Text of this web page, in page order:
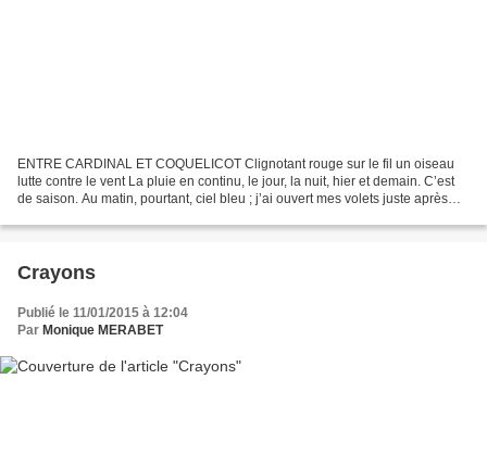
ENTRE CARDINAL ET COQUELICOT Clignotant rouge sur le fil un oiseau
lutte contre le vent La pluie en continu, le jour, la nuit, hier et demain. C’est
de saison. Au matin, pourtant, ciel bleu ; j’ai ouvert mes volets juste après
Crayons
Publié le 11/01/2015 à 12:04
Par Monique MERABET